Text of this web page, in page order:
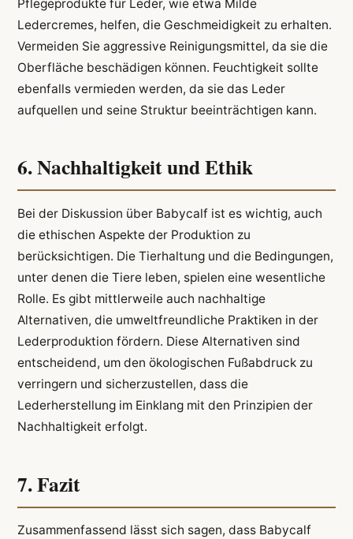
Pflegeprodukte für Leder, wie etwa Milde
Ledercremes, helfen, die Geschmeidigkeit zu erhalten.
Vermeiden Sie aggressive Reinigungsmittel, da sie die
Oberfläche beschädigen können. Feuchtigkeit sollte
ebenfalls vermieden werden, da sie das Leder
aufquellen und seine Struktur beeinträchtigen kann.
6. Nachhaltigkeit und Ethik
Bei der Diskussion über Babycalf ist es wichtig, auch
die ethischen Aspekte der Produktion zu
berücksichtigen. Die Tierhaltung und die Bedingungen,
unter denen die Tiere leben, spielen eine wesentliche
Rolle. Es gibt mittlerweile auch nachhaltige
Alternativen, die umweltfreundliche Praktiken in der
Lederproduktion fördern. Diese Alternativen sind
entscheidend, um den ökologischen Fußabdruck zu
verringern und sicherzustellen, dass die
Lederherstellung im Einklang mit den Prinzipien der
Nachhaltigkeit erfolgt.
7. Fazit
Zusammenfassend lässt sich sagen, dass Babycalf